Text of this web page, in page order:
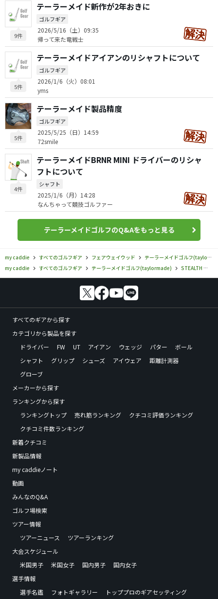
9件
テーラーメイド新作が2年おきに
ゴルフギア
2026/5/16（土）09:35
帰って来た竜戦士
5件
テーラーメイドアイアンのリシャフトについて
ゴルフギア
2026/1/6（火）08:01
yms
5件
テーラーメイド製品精度
ゴルフギア
2025/5/25（日）14:59
72smile
4件
テーラーメイドBRNR MINI ドライバーのリシャ
フトについて
シャフト
2025/1/6（月）14:28
なんちゃって競技ゴルファー
テーラーメイドゴルフのQ&Aをもっと見る
my caddie すべてのゴルフギア フェアウェイウッド
テーラーメイドゴルフ(taylormade)
my caddie
すべてのゴルフギア テーラーメイドゴルフ(taylormade) STEALTH
すべてのギアから探す
カテゴリから製品を探す
ドライバー
FW UT アイアン ウェッジ パター
ボール
シャフト
グリップ シューズ アイウェア
距離計測器
グローブ
メーカーから探す
ランキングから探す
ランキングトップ
売れ筋ランキング
クチコミ評価ランキング
クチコミ件数ランキング
新着クチコミ
新製品情報
my caddieノート
動画
みんなのQ&A
ゴルフ場検索
ツアー情報
ツアーニュース
ツアーランキング
大会スケジュール
米国男子
米国女子 国内男子
国内女子
選手情報
選手名鑑
フォトギャラリー トッププロのギアセッティング